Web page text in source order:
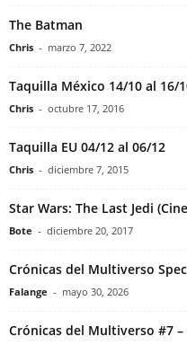
The Batman
Chris - marzo 7, 2022
Taquilla México 14/10 al 16/
Chris - octubre 17, 2016
Taquilla EU 04/12 al 06/12
Chris - diciembre 7, 2015
Star Wars: The Last Jedi
Bote - diciembre 20, 2017
Crónicas del Multiverso
Falange - mayo 30, 2026
Crónicas del Multiverso #7